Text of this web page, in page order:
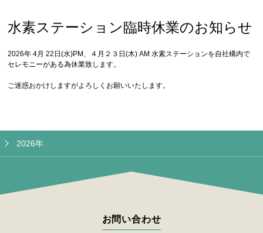
水素ステーション臨時休業のお知らせ
2026年 4月 22日(水)PM、４月２３日(木) AM 水素ステーションを自社構内で
セレモニーがある為休業致します。
ご迷惑おかけしますがよろしくお願いいたします。
2026年
お問い合わせ